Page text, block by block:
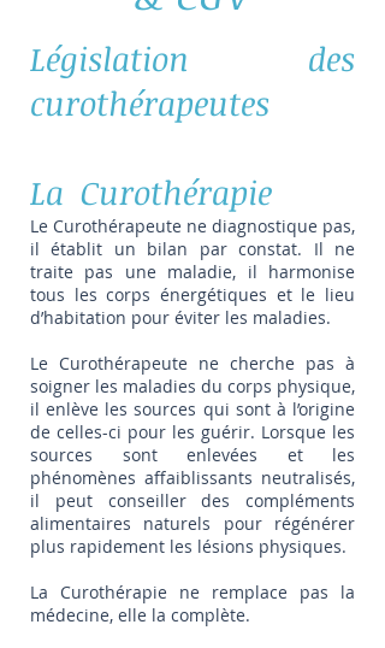
Législation des
curothérapeutes
La Curothérapie
Le Curothérapeute ne diagnostique pas,
il établit un bilan par constat. Il ne
traite pas une maladie, il harmonise
tous les corps énergétiques et le lieu
d’habitation pour éviter les maladies.
Le Curothérapeute ne cherche pas à
soigner les maladies du corps physique,
il enlève les sources qui sont à l’origine
de celles-ci pour les guérir. Lorsque les
sources sont enlevées et les
phénomènes affaiblissants neutralisés,
il peut conseiller des compléments
alimentaires naturels pour régénérer
plus rapidement les lésions physiques.
La Curothérapie ne remplace pas la
médecine, elle la complète.